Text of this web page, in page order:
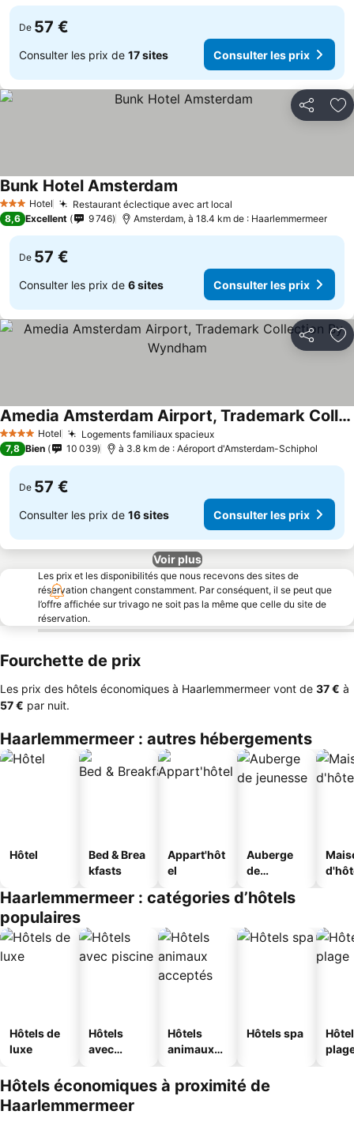
De 57 €
Consulter les prix de 17 sites Consulter les prix
Partager
3 ÉtoilesHotel Restaurant éclectique avec art local
Bunk Hotel Amsterdam
8,6 Excellent 9 746 Amsterdam, à 18.4 km de : Haarlemmermeer
De 57 €
Consulter les prix de 6 sites Consulter les prix
Partager
4 Étoiles Hotel Logements familiaux spacieux
Amedia Amsterdam Airport, Trademark Collection By Wyndham
7,8 Bien 10 039 à 3.8 km de : Aéroport d'Amsterdam-Schiphol
De 57 €
Consulter les prix de 16 sites Consulter les prix
Voir plus
Les prix et les disponibilités que nous recevons des sites de
réservation changent constamment. Par conséquent, il se peut que
l’offre affichée sur trivago ne soit pas la même que celle du site de
réservation.
Fourchette de prix
Les prix des hôtels économiques à Haarlemmermeer vont de ‎37 € à
‎57 € par nuit.
Haarlemmermeer : autres hébergements
Hôtel
Bed & Brea
kfasts
Appart'hôt
el
Auberge
de
Haarlemmermeer : catégories d’hôtels
populaires
Hôtels de
luxe
Hôtels
avec
Hôtels
animaux
Hôtels spa
Hôtels économiques à proximité de
Haarlemmermeer